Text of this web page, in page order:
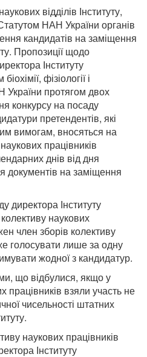
відділів Інституту,
НАН України органів
кандидатів на заміщення
Пропозиції щодо
Інституту
фізіології і
України протягом двох
конкурсу на посаду
претендентів, які
вимогам, вносяться на
працівників
днів від дня
документів на заміщення
директора Інституту
наукових
член зборів колективу
голосувати лише за одну
жодної з кандидатур.
що відбулися, якщо у
працівників взяли участь не
чисельності штатних
наукових працівників
Інституту